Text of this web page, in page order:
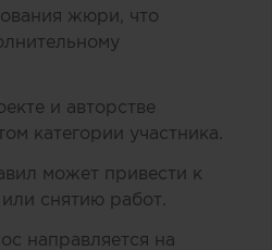
жюри, что
и авторстве
категории участника.
может привести к
снятию работ.
направляется на